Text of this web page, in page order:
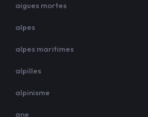
aigues mortes
alpes
alpes maritimes
alpilles
alpinisme
ane